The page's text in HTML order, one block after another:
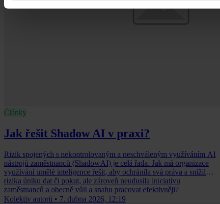
Články
Jak řešit Shadow AI v praxi?
Rizik spojených s nekontrolovaným a neschváleným využíváním AI
nástrojů zaměstnanců (ShadowAI) je celá řada. Jak má organizace
využívání umělé inteligence řešit, aby ochránila svá práva a snížila
rizika úniku dat či pokut, ale zároveň neudusila iniciativu
zaměstnanců a obecně vůli a snahu pracovat efektivněji?
Kolektiv autorů • 7. dubna 2026, 12:19